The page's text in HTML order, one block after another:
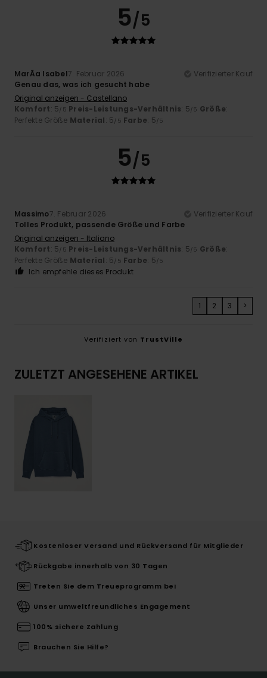
5/5
MarÃ­a Isabel7. Februar 2026
Verifizierter Kauf
Genau das, was ich gesucht habe
Original anzeigen - Castellano
Komfort: 5 /5 Preis-Leistungs-Verhältnis: 5 /5 Größe:
Perfekte Größe Material: 5 /5 Farbe: 5 /5
5/5
Massimo7. Februar 2026
Verifizierter Kauf
Tolles Produkt, passende Größe und Farbe
Original anzeigen - Italiano
Komfort: 5 /5 Preis-Leistungs-Verhältnis: 5 /5 Größe:
Perfekte Größe Material: 5 /5 Farbe: 5 /5
Ich empfehle dieses Produkt
1 2 3 >
Verifiziert von TrustVille
ZULETZT ANGESEHENE ARTIKEL
Kostenloser Versand und Rückversand für Mitglieder
Rückgabe innerhalb von 30 Tagen
Treten Sie dem Treueprogramm bei
Unser umweltfreundliches Engagement
100% sichere Zahlung
Brauchen Sie Hilfe?